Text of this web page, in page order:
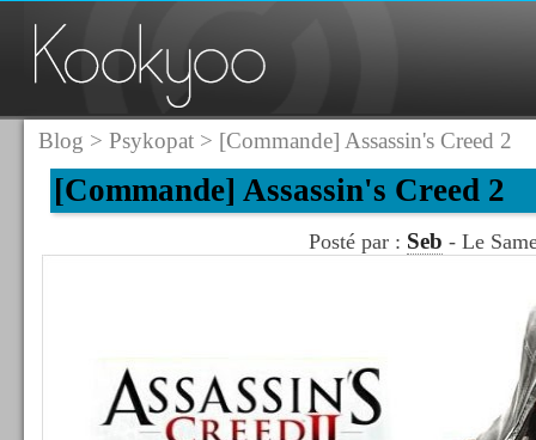
Blog > Psykopat> [Commande] Assassin's Creed 2
[Commande] Assassin's Creed 2
Posté par : Seb - Le